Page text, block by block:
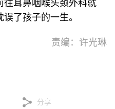
往耳鼻咽喉头颈外科就
了孩子的一生。
责编：许光琳
分享